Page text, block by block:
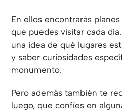
En ellos encontrarás
que puedes visitar cada
una idea de qué lugares
y saber curiosidades
monumento.
Pero además también te
luego, que confíes en